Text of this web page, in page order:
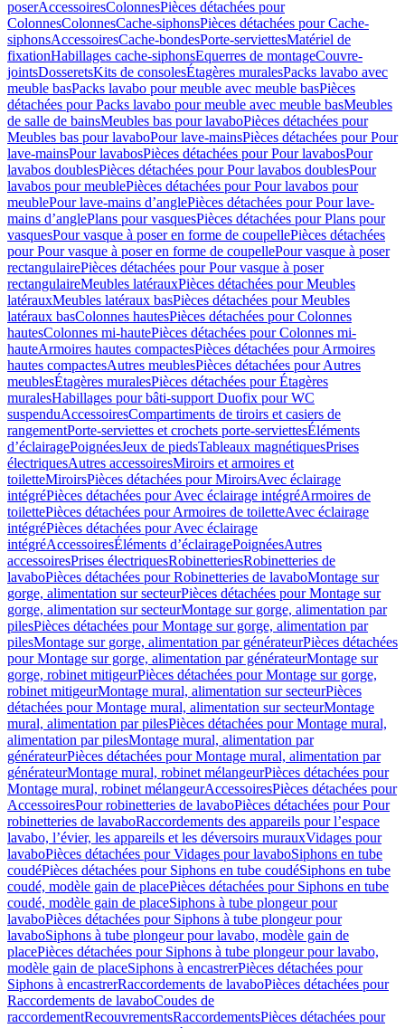
poserAccessoiresColonnesPièces détachées pour
ColonnesColonnesCache-siphonsPièces détachées pour Cache-
siphonsAccessoiresCache-bondesPorte-serviettesMatériel de
fixationHabillages cache-siphonsEquerres de montageCouvre-
jointsDosseretsKits de consolesÉtagères muralesPacks lavabo avec
meuble basPacks lavabo pour meuble avec meuble basPièces
détachées pour Packs lavabo pour meuble avec meuble basMeubles
de salle de bainsMeubles bas pour lavaboPièces détachées pour
Meubles bas pour lavaboPour lave-mainsPièces détachées pour Pour
lave-mainsPour lavabosPièces détachées pour Pour lavabosPour
lavabos doublesPièces détachées pour Pour lavabos doublesPour
lavabos pour meublePièces détachées pour Pour lavabos pour
meublePour lave-mains d’anglePièces détachées pour Pour lave-
mains d’anglePlans pour vasquesPièces détachées pour Plans pour
vasquesPour vasque à poser en forme de coupellePièces détachées
pour Pour vasque à poser en forme de coupellePour vasque à poser
rectangulairePièces détachées pour Pour vasque à poser
rectangulaireMeubles latérauxPièces détachées pour Meubles
latérauxMeubles latéraux basPièces détachées pour Meubles
latéraux basColonnes hautesPièces détachées pour Colonnes
hautesColonnes mi-hautePièces détachées pour Colonnes mi-
hauteArmoires hautes compactesPièces détachées pour Armoires
hautes compactesAutres meublesPièces détachées pour Autres
meublesÉtagères muralesPièces détachées pour Étagères
muralesHabillages pour bâti-support Duofix pour WC
suspenduAccessoiresCompartiments de tiroirs et casiers de
rangementPorte-serviettes et crochets porte-serviettesÉléments
d’éclairagePoignéesJeux de piedsTableaux magnétiquesPrises
électriquesAutres accessoiresMiroirs et armoires et
toiletteMiroirsPièces détachées pour MiroirsAvec éclairage
intégréPièces détachées pour Avec éclairage intégréArmoires de
toilettePièces détachées pour Armoires de toiletteAvec éclairage
intégréPièces détachées pour Avec éclairage
intégréAccessoiresÉléments d’éclairagePoignéesAutres
accessoiresPrises électriquesRobinetteriesRobinetteries de
lavaboPièces détachées pour Robinetteries de lavaboMontage sur
gorge, alimentation sur secteurPièces détachées pour Montage sur
gorge, alimentation sur secteurMontage sur gorge, alimentation par
pilesPièces détachées pour Montage sur gorge, alimentation par
pilesMontage sur gorge, alimentation par générateurPièces détachées
pour Montage sur gorge, alimentation par générateurMontage sur
gorge, robinet mitigeurPièces détachées pour Montage sur gorge,
robinet mitigeurMontage mural, alimentation sur secteurPièces
détachées pour Montage mural, alimentation sur secteurMontage
mural, alimentation par pilesPièces détachées pour Montage mural,
alimentation par pilesMontage mural, alimentation par
générateurPièces détachées pour Montage mural, alimentation par
générateurMontage mural, robinet mélangeurPièces détachées pour
Montage mural, robinet mélangeurAccessoiresPièces détachées pour
AccessoiresPour robinetteries de lavaboPièces détachées pour Pour
robinetteries de lavaboRaccordements des appareils pour l’espace
lavabo, l’évier, les appareils et les déversoirs murauxVidages pour
lavaboPièces détachées pour Vidages pour lavaboSiphons en tube
coudéPièces détachées pour Siphons en tube coudéSiphons en tube
coudé, modèle gain de placePièces détachées pour Siphons en tube
coudé, modèle gain de placeSiphons à tube plongeur pour
lavaboPièces détachées pour Siphons à tube plongeur pour
lavaboSiphons à tube plongeur pour lavabo, modèle gain de
placePièces détachées pour Siphons à tube plongeur pour lavabo,
modèle gain de placeSiphons à encastrerPièces détachées pour
Siphons à encastrerRaccordements de lavaboPièces détachées pour
Raccordements de lavaboCoudes de
raccordementRecouvrementsRaccordementsPièces détachées pour